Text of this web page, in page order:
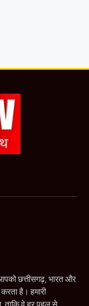
छत्तीसगढ़, भारत और
है। हमारी